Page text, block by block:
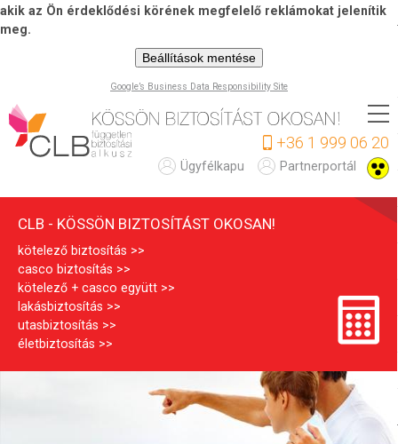
akik az Ön érdeklődési körének megfelelő reklámokat jelenítik
meg.
Beállítások mentése
Google’s Business Data Responsibility Site
Ugrás
a
tartalomra
L
B
+36 1 999 06 20
Partnerportál
Ügyfélkapu
CLB - KÖSSÖN BIZTOSÍTÁST OKOSAN!
kötelező biztosítás
casco biztosítás
kötelező + casco együtt
lakásbiztosítás
utasbiztosítás
életbiztosítás